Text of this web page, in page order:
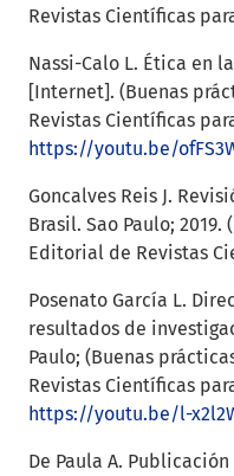
Revistas Científicas
Nassi-Calo L. Ética en
[Internet]. (Buenas
Revistas Científicas
https://youtu.be/
Goncalves Reis J.
Brasil. Sao Paulo;
Editorial de Revistas
Posenato García L.
resultados de
Paulo; (Buenas
Revistas Científicas
https://youtu.be/l-
De Paula A.